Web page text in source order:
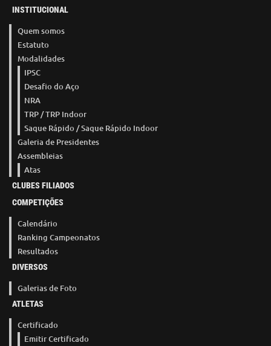
INSTITUCIONAL
Quem somos
Estatuto
Modalidades
IPSC
Desafio do Aço
NRA
TRP / TRP Indoor
Saque Rápido / Saque Rápido Indoor
Galeria de Presidentes
Assembleias
Atas
CLUBES FILIADOS
COMPETIÇÕES
Calendário
Ranking Campeonatos
Resultados
DIVERSOS
Galerias de Foto
ATLETAS
Certificado
Emitir Certificado